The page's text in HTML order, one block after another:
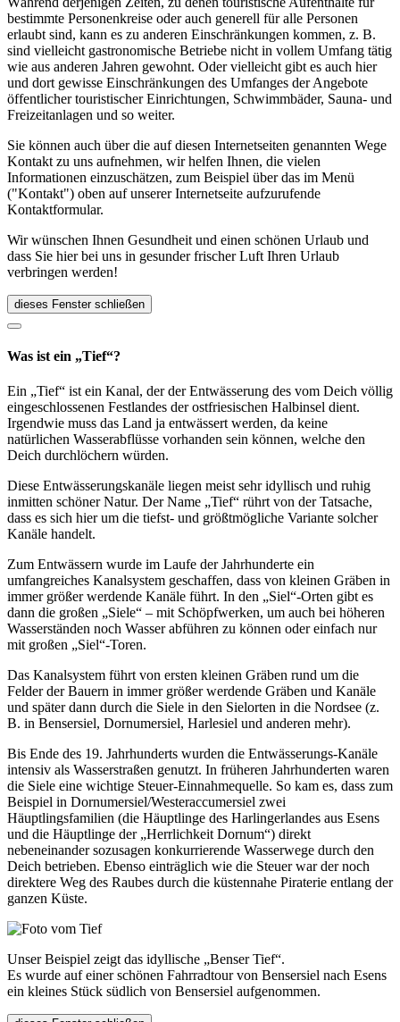
bestimmte Personenkreise oder auch generell für alle Personen
erlaubt sind, kann es zu anderen Einschränkungen kommen, z. B.
sind vielleicht gastronomische Betriebe nicht in vollem Umfang tätig
wie aus anderen Jahren gewohnt. Oder vielleicht gibt es auch hier
und dort gewisse Einschränkungen des Umfanges der Angebote
öffentlicher touristischer Einrichtungen, Schwimmbäder, Sauna- und
Freizeitanlagen und so weiter.
Sie können auch über die auf diesen Internetseiten genannten Wege
Kontakt zu uns aufnehmen, wir helfen Ihnen, die vielen
Informationen einzuschätzen, zum Beispiel über das im Menü
("Kontakt") oben auf unserer Internetseite aufzurufende
Kontaktformular.
Wir wünschen Ihnen Gesundheit und einen schönen Urlaub und
dass Sie hier bei uns in gesunder frischer Luft Ihren Urlaub
verbringen werden!
dieses Fenster schließen
Was ist ein „Tief“?
Ein „Tief“ ist ein Kanal, der der Entwässerung des vom Deich völlig
eingeschlossenen Festlandes der ostfriesischen Halbinsel dient.
Irgendwie muss das Land ja entwässert werden, da keine
natürlichen Wasserabflüsse vorhanden sein können, welche den
Deich durchlöchern würden.
Diese Entwässerungskanäle liegen meist sehr idyllisch und ruhig
inmitten schöner Natur. Der Name „Tief“ rührt von der Tatsache,
dass es sich hier um die tiefst- und größtmögliche Variante solcher
Kanäle handelt.
Zum Entwässern wurde im Laufe der Jahrhunderte ein
umfangreiches Kanalsystem geschaffen, dass von kleinen Gräben in
immer größer werdende Kanäle führt. In den „Siel“-Orten gibt es
dann die großen „Siele“ – mit Schöpfwerken, um auch bei höheren
Wasserständen noch Wasser abführen zu können oder einfach nur
mit großen „Siel“-Toren.
Das Kanalsystem führt von ersten kleinen Gräben rund um die
Felder der Bauern in immer größer werdende Gräben und Kanäle
und später dann durch die Siele in den Sielorten in die Nordsee (z.
B. in Bensersiel, Dornumersiel, Harlesiel und anderen mehr).
Bis Ende des 19. Jahrhunderts wurden die Entwässerungs-Kanäle
intensiv als Wasserstraßen genutzt. In früheren Jahrhunderten waren
die Siele eine wichtige Steuer-Einnahmequelle. So kam es, dass zum
Beispiel in Dornumersiel/Westeraccumersiel zwei
Häuptlingsfamilien (die Häuptlinge des Harlingerlandes aus Esens
und die Häuptlinge der „Herrlichkeit Dornum“) direkt
nebeneinander sozusagen konkurrierende Wasserwege durch den
Deich betrieben. Ebenso einträglich wie die Steuer war der noch
direktere Weg des Raubes durch die küstennahe Piraterie entlang der
ganzen Küste.
Unser Beispiel zeigt das idyllische „Benser Tief“.
Es wurde auf einer schönen Fahrradtour von Bensersiel nach Esens
ein kleines Stück südlich von Bensersiel aufgenommen.